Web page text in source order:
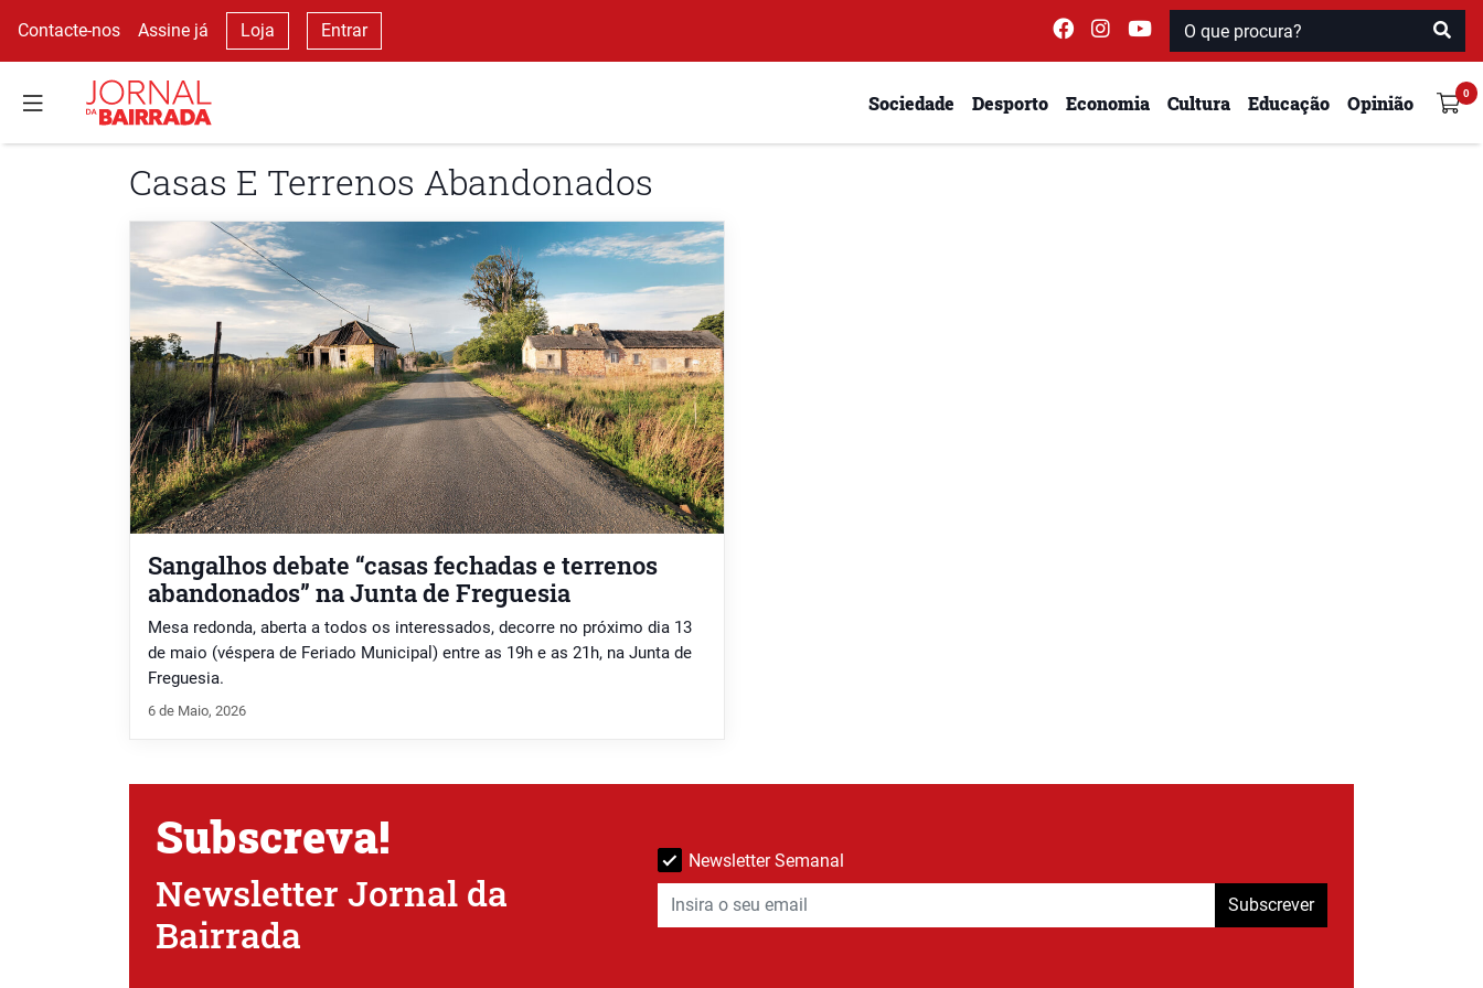
Contacte-nos Assine já Loja Entrar
Sociedade Desporto Economia Cultura Educação Opinião
Casas E Terrenos Abandonados
Sangalhos debate “casas fechadas e terrenos
abandonados” na Junta de Freguesia
Mesa redonda, aberta a todos os interessados, decorre no próximo dia 13
de maio (véspera de Feriado Municipal) entre as 19h e as 21h, na Junta de
Freguesia.
6 de Maio, 2026
Subscreva!
Newsletter Jornal da
Bairrada
Newsletter Semanal
Subscrever